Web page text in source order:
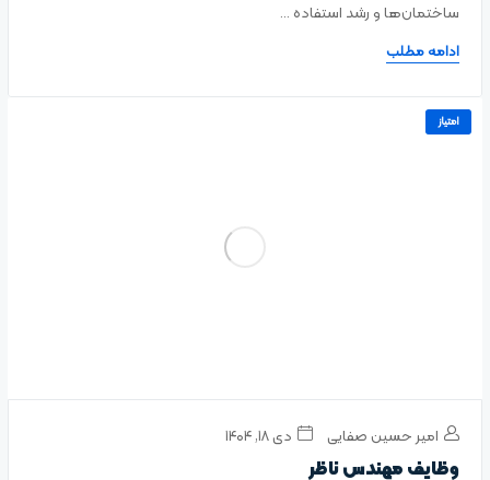
ساختمان‌ها و رشد استفاده ...
ادامه مطلب
امتیاز
امیر حسین صفایی دی ۱۸, ۱۴۰۴
وظایف مهندس ناظر